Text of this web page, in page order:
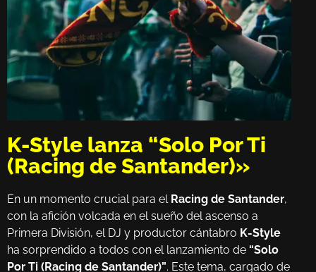
K-Style lanza “Solo Por Ti
(Racing de Santander)»
En un momento crucial para el Racing de Santander,
con la afición volcada en el sueño del ascenso a
Primera División, el DJ y productor cántabro K-Style
ha sorprendido a todos con el lanzamiento de “Solo
Por Ti (Racing de Santander)”. Este tema, cargado de